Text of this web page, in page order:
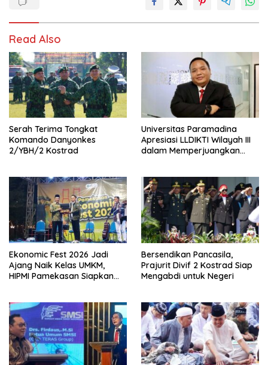
Read Also
Serah Terima Tongkat
Komando Danyonkes
2/YBH/2 Kostrad
Universitas Paramadina
Apresiasi LLDIKTI Wilayah III
dalam Memperjuangkan
Ekonomic Fest 2026 Jadi
Ajang Naik Kelas UMKM,
HIPMI Pamekasan Siapkan
Bersendikan Pancasila,
Prajurit Divif 2 Kostrad Siap
Mengabdi untuk Negeri